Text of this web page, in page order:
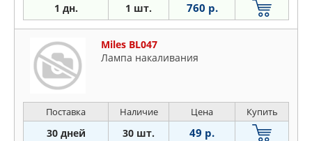
1 дн. 1 шт. 760 р.
Miles BL047
Лампа накаливания
Поставка Наличие Цена Купить
30 дней 30 шт. 49 р.